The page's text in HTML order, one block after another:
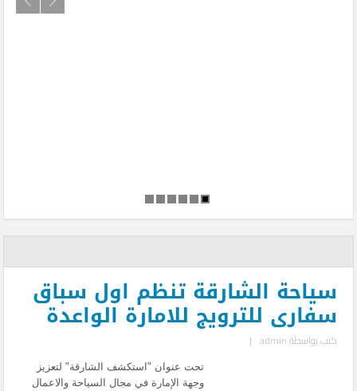
سياحة الشارقة تنظم اول سباق
سفارى للترويج للامارة الواعدة
كتب بواسطةadmin
|
تحت عنوان "استكشف الشارقة" لتعزيز
وجهة الإمارة في مجال السياحة والاعمال